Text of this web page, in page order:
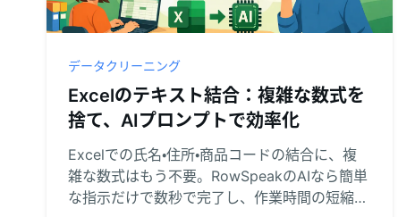
データクリーニング
Excelのテキスト結合：複雑な数式を
捨て、AIプロンプトで効率化
Excelでの氏名・住所・商品コードの結合に、複
雑な数式はもう不要。RowSpeakのAIなら簡単
な指示だけで数秒で完了し、作業時間の短縮と